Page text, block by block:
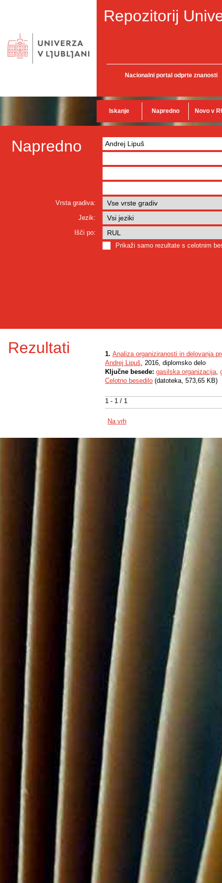
Repozitorij
Nacionalni portal odprte znanosti
Iskanje Napredno Novo v
Napredno
Vrsta gradiva:
Jezik:
Išči po:
Prikaži samo rezultate s celotnim
Rezultati
1 - 1 / 1
1. Analiza organiziranosti in delovanja
Andrej Lipuš, 2016, diplomsko delo
Ključne besede: gasilska organizacija,
Celotno besedilo (datoteka, 573,65 KB)
Na vrh